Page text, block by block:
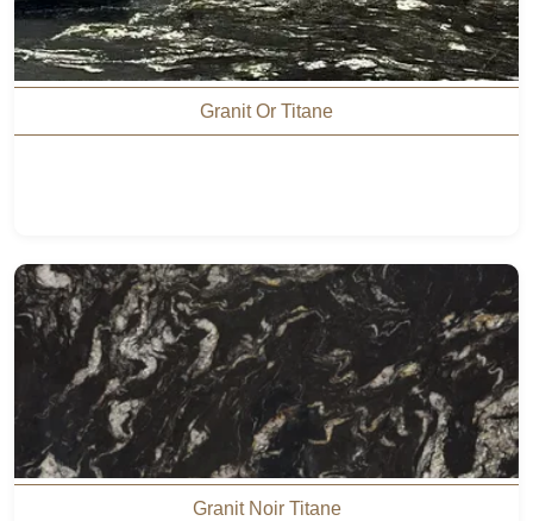
Granit Or Titane
Granit Noir Titane